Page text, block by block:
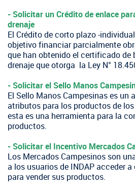
- Solicitar un Crédito ​de enlace
drenaje
El Crédito de corto plazo -
objetivo financiar parcialmente
que han obtenido el certificado de
drenaje que otorga la Ley N°
​- Solicitar el Sello Manos
El Sello Manos Campesinas es un
atributos para los productos de los
esta es una herramienta para la
productos.
- Solicitar el Incentivo Mercados
Los Mercados Campesinos son
a los usuarios de INDAP acceder
para vender sus productos.